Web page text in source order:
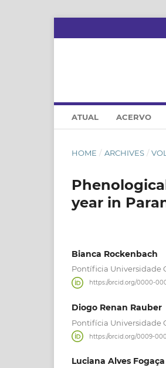
ATUAL ACERVO
HOME / ARCHIVES /
year in
Bianca Rockenbach
Pontíficia Universidade
https://orcid.org/0000-
Diogo Renan Rauber
Pontifícia Universidade
https://orcid.org/0009-
Luciana Alves Fogaça